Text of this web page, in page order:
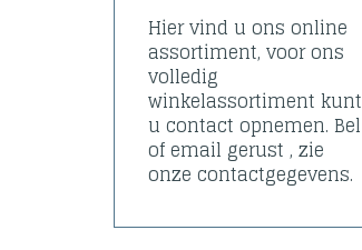
Hier vind u ons online
assortiment, voor ons
volledig
winkelassortiment kunt
u contact opnemen. Bel
of email gerust , zie
onze contactgegevens.